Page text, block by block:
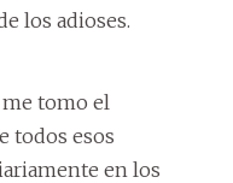
los adioses.
tomo el
todos esos
en los